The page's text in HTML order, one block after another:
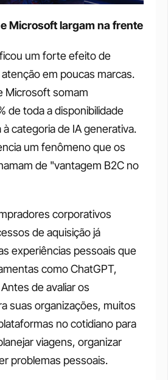
Microsoft largam na frente
um forte efeito de
em poucas marcas.
Microsoft somam
de toda a disponibilidade
categoria de IA generativa.
um fenômeno que os
de "vantagem B2C no
corporativos
de aquisição já
experiências pessoais que
como ChatGPT,
de avaliar os
suas organizações, muitos
no cotidiano para
viagens, organizar
problemas pessoais.